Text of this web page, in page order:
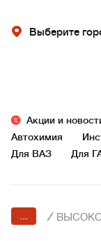
Выберите
Акции и
Автохимия
Для ВАЗ
Для
... /